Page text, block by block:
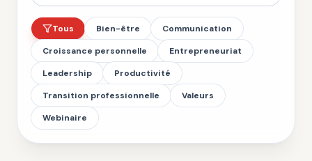
Tous Bien-être
Communication
Croissance personnelle
Entrepreneuriat
Leadership
Productivité
Transition professionnelle
Valeurs
Webinaire